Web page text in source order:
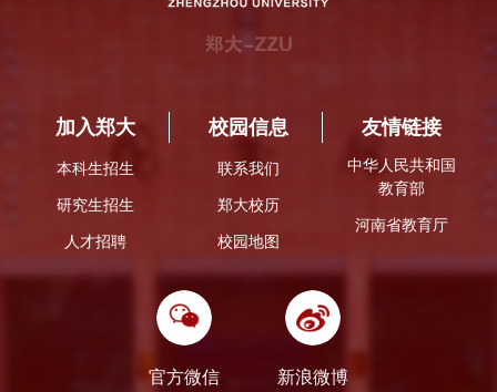
加入郑大
本科生招生
研究生招生
人才招聘
校园信息
联系我们
郑大校历
校园地图
友情链接
中华人民共和国
教育部
河南省教育厅
官方微信 新浪微博